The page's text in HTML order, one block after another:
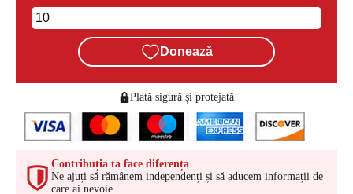
Donează
Plată sigură și protejată
Contribuția ta face diferența
Ne ajuți să rămânem independenți și să aducem informații de
care ai nevoie